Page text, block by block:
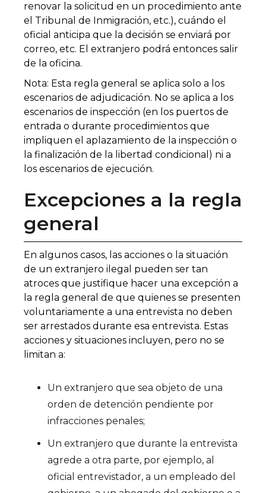
renovar la solicitud en un procedimiento ante
el Tribunal de Inmigración, etc.), cuándo el
oficial anticipa que la decisión se enviará por
correo, etc. El extranjero podrá entonces salir
de la oficina.
Nota: Esta regla general se aplica solo a los
escenarios de adjudicación. No se aplica a los
escenarios de inspección (en los puertos de
entrada o durante procedimientos que
impliquen el aplazamiento de la inspección o
la finalización de la libertad condicional) ni a
los escenarios de ejecución.
Excepciones a la regla
general
En algunos casos, las acciones o la situación
de un extranjero ilegal pueden ser tan
atroces que justifique hacer una excepción a
la regla general de que quienes se presenten
voluntariamente a una entrevista no deben
ser arrestados durante esa entrevista. Estas
acciones y situaciones incluyen, pero no se
limitan a:
Un extranjero que sea objeto de una
orden de detención pendiente por
infracciones penales;
Un extranjero que durante la entrevista
agrede a otra parte, por ejemplo, al
oficial entrevistador, a un empleado del